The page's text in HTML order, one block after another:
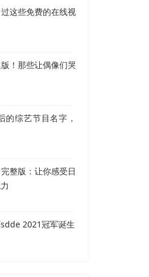
这些免费的在线视
！那些让偶像们哭
的综艺节目名字，
整版：让你感受日
2021冠军诞生